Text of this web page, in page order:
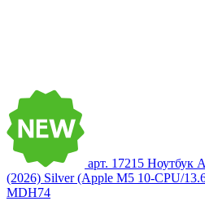
арт. 17215 Ноутбук
(2026) Silver (Apple M5 10-CPU/
MDH74